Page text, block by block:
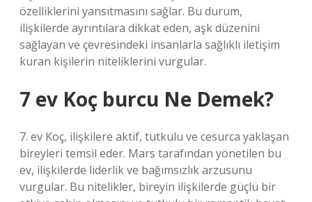
özelliklerini yansıtmasını sağlar. Bu durum,
ilişkilerde ayrıntılara dikkat eden, aşk düzenini
sağlayan ve çevresindeki insanlarla sağlıklı iletişim
kuran kişilerin niteliklerini vurgular.
7 ev Koç burcu Ne Demek?
7. ev Koç, ilişkilere aktif, tutkulu ve cesurca yaklaşan
bireyleri temsil eder. Mars tarafından yönetilen bu
ev, ilişkilerde liderlik ve bağımsızlık arzusunu
vurgular. Bu nitelikler, bireyin ilişkilerde güçlü bir